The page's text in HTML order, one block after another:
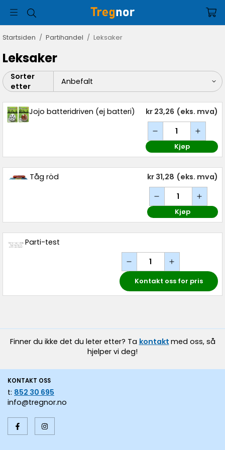
Startsiden / Partihandel / Leksaker
Leksaker
Sorter
etter
Jojo batteridriven (ej batteri) kr 23,26 (eks. mva)
Kjøp
Tåg röd kr 31,28 (eks. mva)
Kjøp
Parti-test
Kontakt oss for pris
Finner du ikke det du leter etter? Ta kontakt med oss, så
hjelper vi deg!
KONTAKT OSS
t: 852 30 695
info@tregnor.no